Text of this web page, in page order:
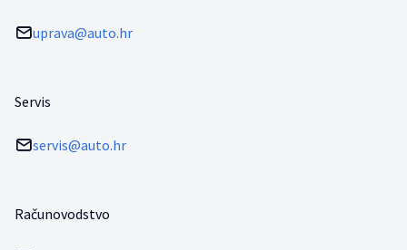
uprava@auto.hr
Servis
servis@auto.hr
Računovodstvo